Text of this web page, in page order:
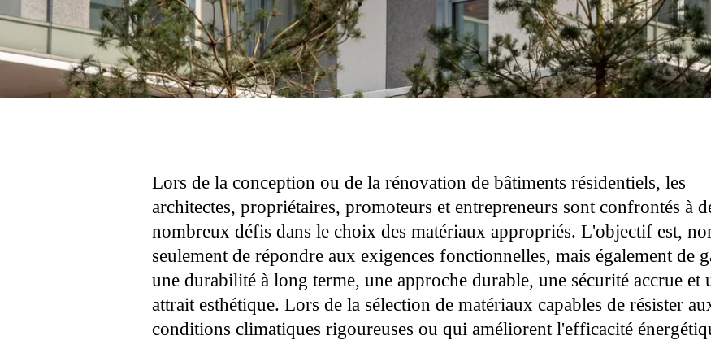
Lors de la conception ou de la rénovation de bâtiments résidentiels, les
architectes, propriétaires, promoteurs et entrepreneurs sont confrontés à
nombreux défis dans le choix des matériaux appropriés. L'objectif est,
seulement de répondre aux exigences fonctionnelles, mais également de
une durabilité à long terme, une approche durable, une sécurité accrue et
attrait esthétique. Lors de la sélection de matériaux capables de résister
conditions climatiques rigoureuses ou qui améliorent l'efficacité